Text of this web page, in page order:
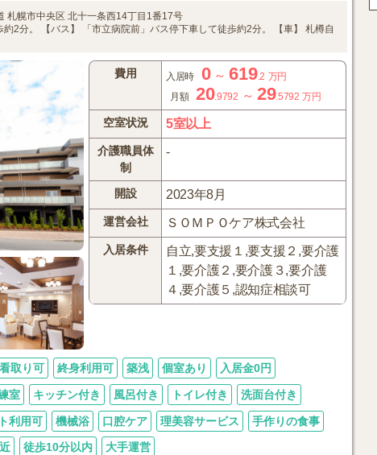
札幌市中央区 北十一条西14丁目1番17号
2分。 【バス】 「市立病院前」バス停下車して徒歩約2分。 【車】
札樽自
費用 入居時 0～619.2 万円
月額
20.9792 ～ 29.5792 万円
空室状況 5室以上
介護職員体
制
-
開設 2023年8月
運営会社 ＳＯＭＰＯケア株式会社
入居条件
自立,要支援１,要支援２,要介護
１,要介護２,要介護３,要介護
４,要介護５,認知症相談可
看取り可 終身利用可 築浅 個室あり 入居金0円
室 キッチン付き 風呂付き トイレ付き 洗面台付き
利用可 機械浴 口腔ケア 理美容サービス 手作りの食事
徒歩10分以内 大手運営